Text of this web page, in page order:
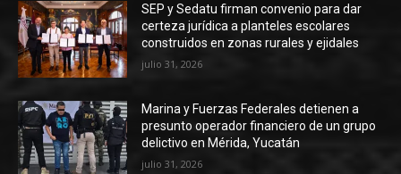
SEP y Sedatu firman convenio para dar
certeza jurídica a planteles escolares
construidos en zonas rurales y ejidales
julio 31, 2026
Marina y Fuerzas Federales detienen a
presunto operador financiero de un grupo
delictivo en Mérida, Yucatán
julio 31, 2026